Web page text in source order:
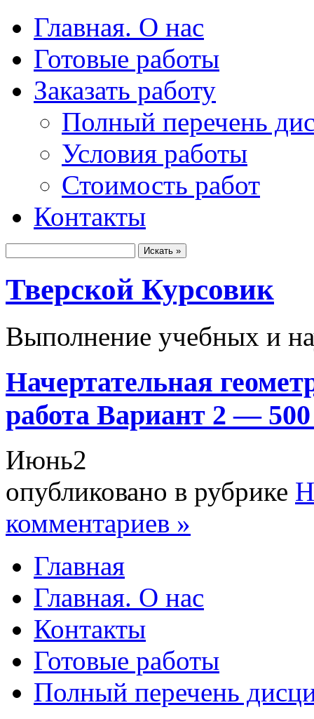
Главная. О нас
Готовые работы
Заказать работу
Полный перечень
Условия работы
Стоимость работ
Контакты
Тверской Курсовик
Выполнение учебных и
Начертательная
работа Вариант 2 —
Июнь2
опубликовано в рубрике
комментариев »
Главная
Главная. О нас
Контакты
Готовые работы
Полный перечень